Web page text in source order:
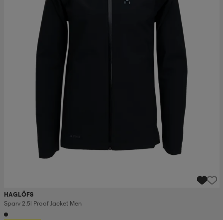
HAGLÖFS
Sparv 2.5l Proof Jacket Men